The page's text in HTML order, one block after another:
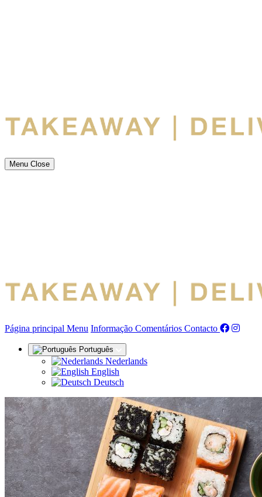
Menu Close
Página principal (actual)
Menu Informação Comentários Contacto
Português
Nederlands
English
Deutsch